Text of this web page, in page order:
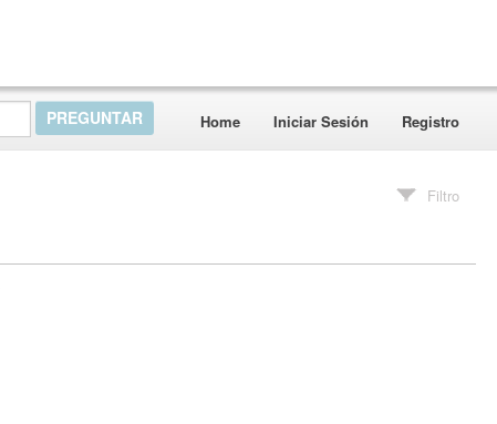
Home Iniciar Sesión Registro
Filtro